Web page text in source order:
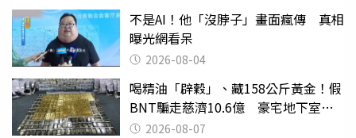
不是AI！他「沒脖子」畫面瘋傳 真相
曝光網看呆
2026-08-04
喝精油「辟穀」、藏158公斤黃金！假
BNT騙走慈濟10.6億 豪宅地下室竟
挖出乾鮑金庫
2026-08-07